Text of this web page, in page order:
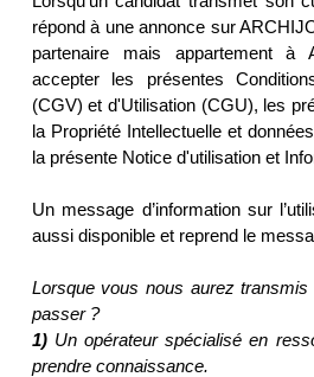
répond à une annonce sur
partenaire mais appartement à
accepter les présentes
(CGV) et d'Utilisation (CGU), les
la Propriété Intellectuelle et
la présente Notice d'utilisation et
Un message d’information sur
aussi disponible et reprend le
Lorsque vous nous aurez
passer ?
1)Un opérateur spécialisé en
prendre connaissance.